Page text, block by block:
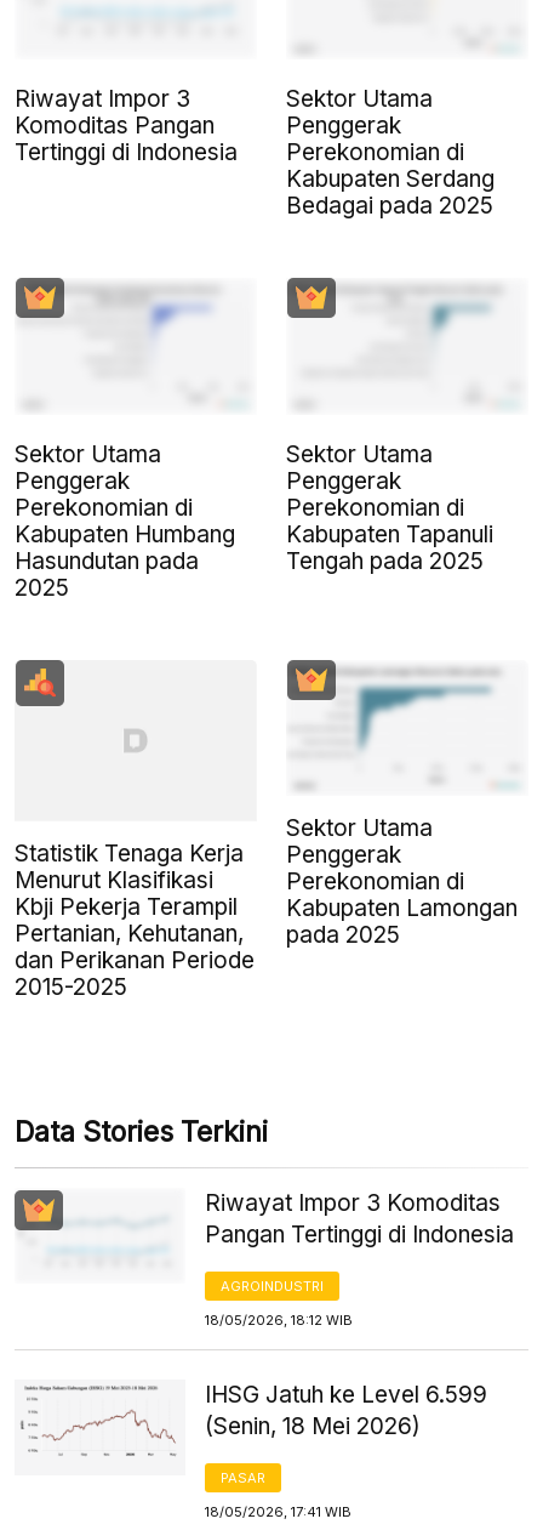
Riwayat Impor 3
Komoditas Pangan
Tertinggi di Indonesia
Sektor Utama
Penggerak
Perekonomian di
Kabupaten Serdang
Bedagai pada 2025
Sektor Utama
Penggerak
Perekonomian di
Kabupaten Humbang
Hasundutan pada
2025
Sektor Utama
Penggerak
Perekonomian di
Kabupaten Tapanuli
Tengah pada 2025
Statistik Tenaga Kerja
Menurut Klasifikasi
Kbji Pekerja Terampil
Pertanian, Kehutanan,
dan Perikanan Periode
2015-2025
Sektor Utama
Penggerak
Perekonomian di
Kabupaten Lamongan
pada 2025
Data Stories Terkini
Riwayat Impor 3 Komoditas
Pangan Tertinggi di Indonesia
AGROINDUSTRI
18/05/2026, 18:12 WIB
IHSG Jatuh ke Level 6.599
(Senin, 18 Mei 2026)
PASAR
18/05/2026, 17:41 WIB